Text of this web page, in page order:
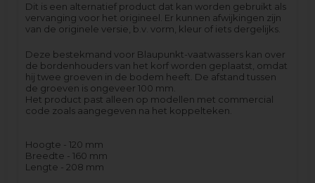
Dit is een alternatief product dat kan worden gebruikt als
vervanging voor het origineel. Er kunnen afwijkingen zijn
van de originele versie, b.v. vorm, kleur of iets dergelijks.
Deze bestekmand voor Blaupunkt-vaatwassers kan over
de bordenhouders van het korf worden geplaatst, omdat
hij twee groeven in de bodem heeft. De afstand tussen
de groeven is ongeveer 100 mm.
Het product past alleen op modellen met commercial
code zoals aangegeven na het koppelteken.
Hoogte - 120 mm
Breedte - 160 mm
Lengte - 208 mm